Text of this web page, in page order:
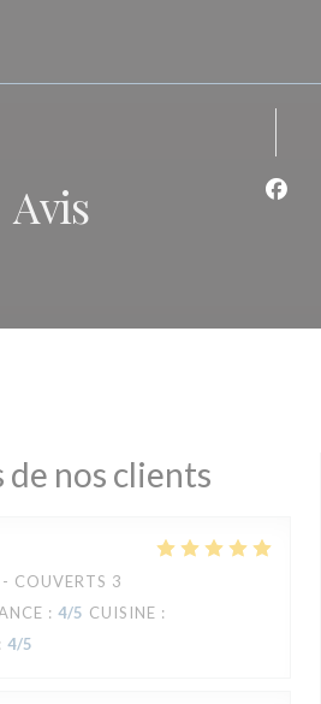
Avis
de nos clients
COUVERTS 3
: 4/5 CUISINE :
4/5